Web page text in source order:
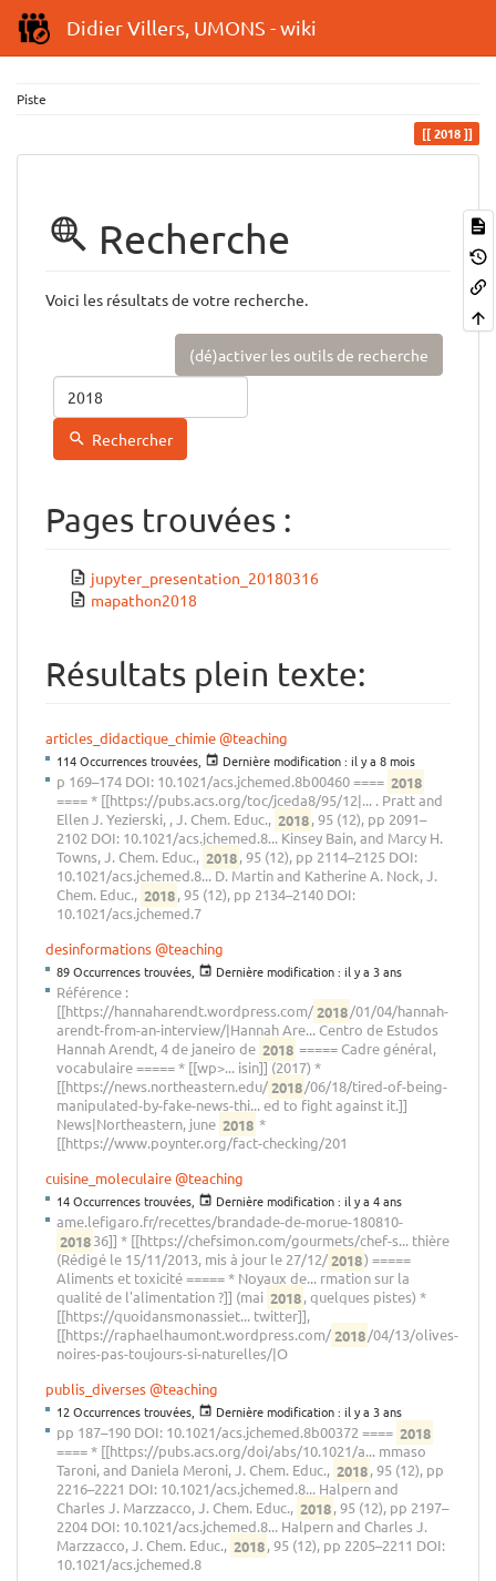
Didier Villers, UMONS - wiki
Piste
2018
Recherche
Voici les résultats de votre recherche.
(dé)activer les outils de recherche
Rechercher
Pages trouvées :
jupyter_presentation_20180316
mapathon2018
Résultats plein texte:
articles_didactique_chimie@teaching
114 Occurrences trouvées, Dernière modification : il y a 8 mois
p 169–174 DOI: 10.1021/acs.jchemed.8b00460 ==== 2018
==== * [[https://pubs.acs.org/toc/jceda8/95/12|... . Pratt and
Ellen J. Yezierski, , J. Chem. Educ., 2018 , 95 (12), pp 2091–
2102 DOI: 10.1021/acs.jchemed.8... Kinsey Bain, and Marcy H.
Towns, J. Chem. Educ., 2018 , 95 (12), pp 2114–2125 DOI:
10.1021/acs.jchemed.8... D. Martin and Katherine A. Nock, J.
Chem. Educ., 2018 , 95 (12), pp 2134–2140 DOI:
10.1021/acs.jchemed.7
desinformations@teaching
89 Occurrences trouvées, Dernière modification : il y a 3 ans
Référence :
[[https://hannaharendt.wordpress.com/2018 /01/04/hannah-
arendt-from-an-interview/|Hannah Are... Centro de Estudos
Hannah Arendt, 4 de janeiro de 2018 ===== Cadre général,
vocabulaire ===== * [[wp>... isin]] (2017) *
[[https://news.northeastern.edu/2018 /06/18/tired-of-being-
manipulated-by-fake-news-thi... ed to fight against it.]]
News|Northeastern, june 2018 *
[[https://www.poynter.org/fact-checking/201
cuisine_moleculaire@teaching
14 Occurrences trouvées, Dernière modification : il y a 4 ans
ame.lefigaro.fr/recettes/brandade-de-morue-180810-
2018 36]] * [[https://chefsimon.com/gourmets/chef-s... thière
(Rédigé le 15/11/2013, mis à jour le 27/12/2018) =====
Aliments et toxicité ===== * Noyaux de... rmation sur la
qualité de l'alimentation ?]] (mai 2018 , quelques pistes) *
[[https://quoidansmonassiet... twitter]],
[[https://raphaelhaumont.wordpress.com/2018 /04/13/olives-
noires-pas-toujours-si-naturelles/|O
publis_diverses@teaching
12 Occurrences trouvées, Dernière modification : il y a 3 ans
pp 187–190 DOI: 10.1021/acs.jchemed.8b00372 ==== 2018
==== * [[https://pubs.acs.org/doi/abs/10.1021/a... mmaso
Taroni, and Daniela Meroni, J. Chem. Educ., 2018 , 95 (12), pp
2216–2221 DOI: 10.1021/acs.jchemed.8... Halpern and
Charles J. Marzzacco, J. Chem. Educ., 2018 , 95 (12), pp 2197–
2204 DOI: 10.1021/acs.jchemed.8... Halpern and Charles J.
Marzzacco, J. Chem. Educ., 2018 , 95 (12), pp 2205–2211 DOI:
10.1021/acs.jchemed.8